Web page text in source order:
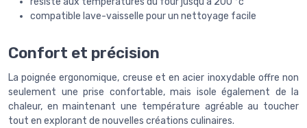
compatible lave-vaisselle pour un nettoyage facile
Confort et précision
La poignée ergonomique, creuse et en acier inoxydable offre non
seulement une prise confortable, mais isole également de la
chaleur, en maintenant une température agréable au toucher
tout en explorant de nouvelles créations culinaires.